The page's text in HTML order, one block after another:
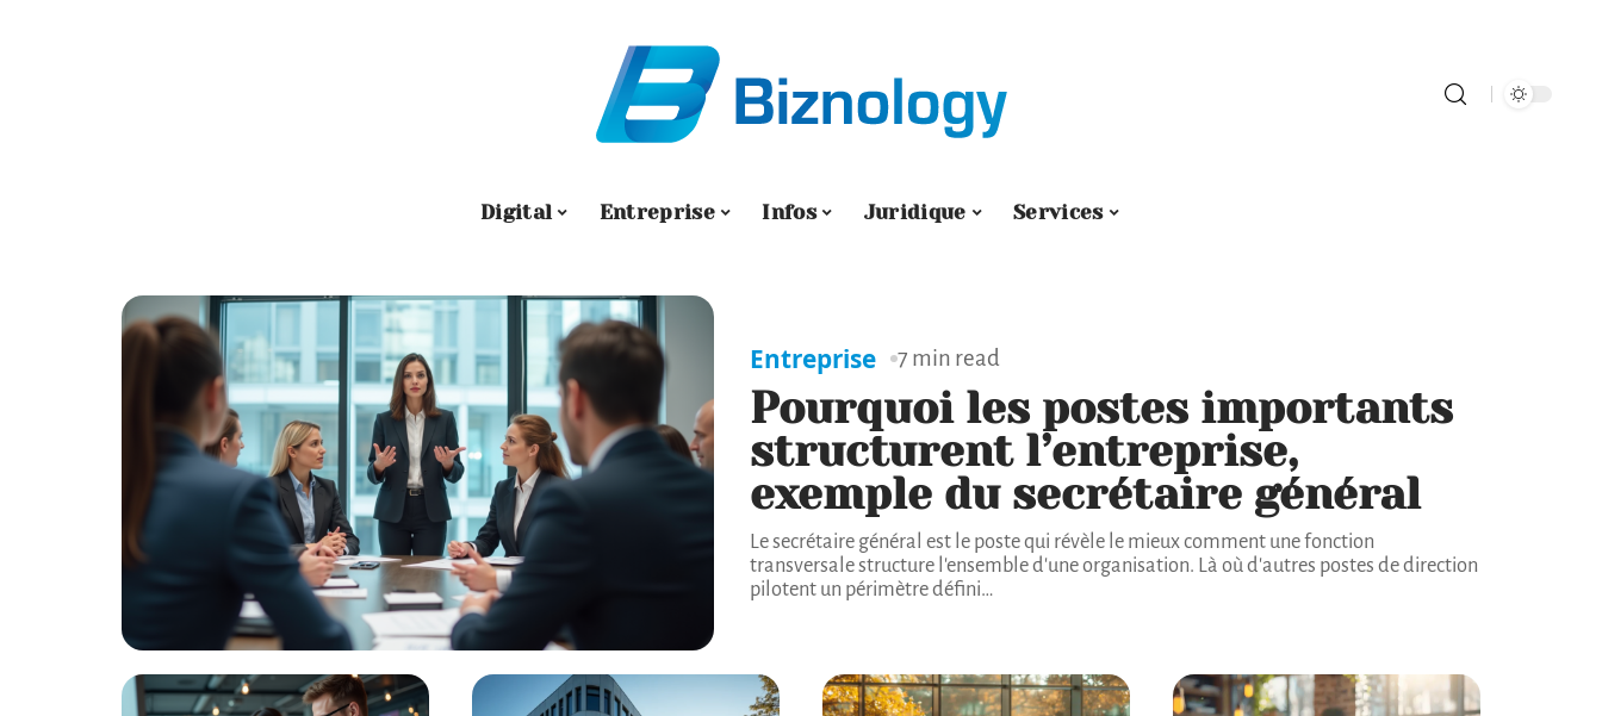
Digital Entreprise Infos Juridique Services
Entreprise 7 min read
Pourquoi les postes importants
structurent l’entreprise,
exemple du secrétaire général
Le secrétaire général est le poste qui révèle le mieux comment une fonction
transversale structure l'ensemble d'une organisation. Là où d'autres postes de direction
pilotent un périmètre défini…